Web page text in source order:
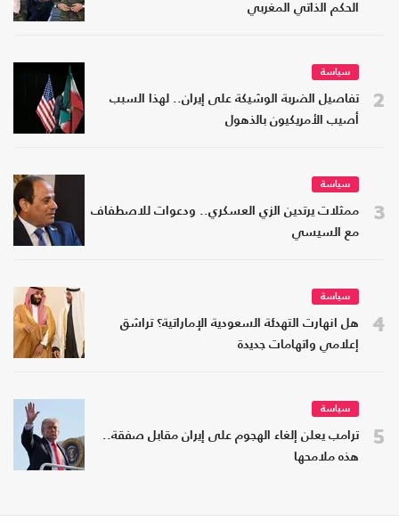
الحكم الذاتي المغربي
2
سياسة
تفاصيل الضربة الوشيكة على إيران.. لهذا السبب
أصيب الأمريكيون بالذهول
3
سياسة
ممثلات يرتدين الزي العسكري.. ودعوات للاصطفاف
مع السيسي
4
سياسة
هل انهارت التهدئة السعودية الإماراتية؟ تراشق
إعلامي واتهامات جديدة
5
سياسة
ترامب يعلن إلغاء الهجوم على إيران مقابل صفقة..
هذه ملامحها